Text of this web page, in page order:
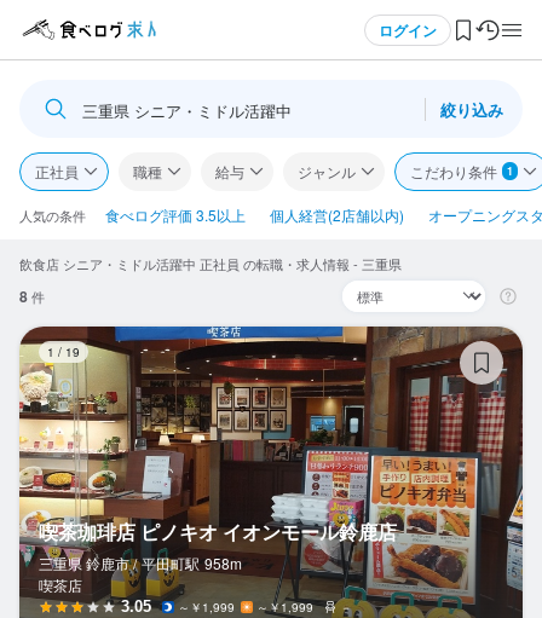
ログイン
ログイン・無料会員登録
食べログ求人TOP
求人検索
閲覧履歴
気になる求人
検索履歴・保存した条件
応募履歴
WEB履歴書
三重県 シニア・ミドル活躍中 絞り込み
正社員 職種 給与 ジャンル こだわり条件 1
人気の条件 食べログ評価 3.5以上 個人経営(2店舗以内) オープニングス
飲食店 シニア・ミドル活躍中 正社員 の転職・求人情報 - 三重県
8件
1 / 19
喫茶珈琲店 ピノキオ イオンモール鈴鹿店
三重県 鈴鹿市 / 平田町駅 958m
喫茶店
3.05 ～￥1,999 ～￥1,999 －